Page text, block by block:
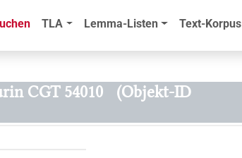
TLA Lemma-Listen Text-Korpus
CGT 54010
(Objekt-ID